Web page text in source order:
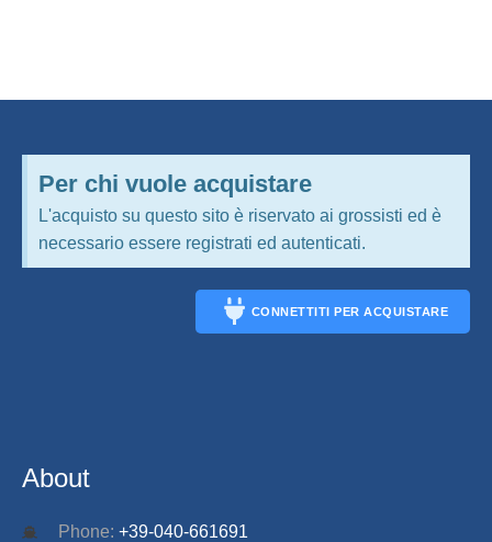
Per chi vuole acquistare
L'acquisto su questo sito è riservato ai grossisti ed è
necessario essere registrati ed autenticati.
CONNETTITI PER ACQUISTARE
About
Phone: +39-040-661691